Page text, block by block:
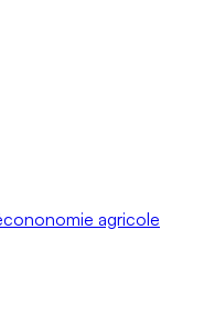
agricole